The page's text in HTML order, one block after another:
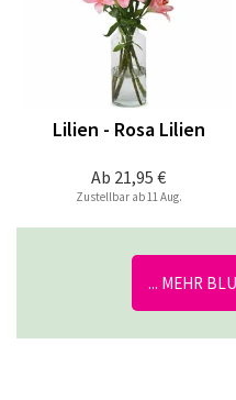
Ab 21,95 €
Lilien - Rosa Lilien
Zustellbar ab 11 Aug.
... MEHR